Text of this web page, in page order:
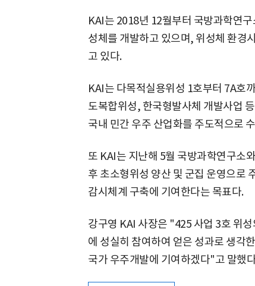
KAI는 2018년 12월부터 국방과학연구
성체를 개발하고 있으며, 위성체 환경
고 있다.
KAI는 다목적실용위성 1호부터 7A호
도복합위성, 한국형발사체 개발사업
국내 민간 우주 산업화를 주도적으로
또 KAI는 지난해 5월 국방과학연구소
후 초소형위성 양산 및 군집 운영으로
감시체계 구축에 기여한다는 목표다.
강구영 KAI 사장은 "425 사업 3호 위
에 성실히 참여하여 얻은 성과로 생각
국가 우주개발에 기여하겠다"고 말했